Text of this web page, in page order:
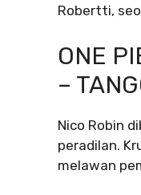
Robertti,
ONE
–
Nico Robin
peradilan.
melawan